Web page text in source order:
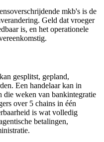
mkb's is de
Geld dat vroeger
is, en het operationele
gesplitst, gepland,
Een handelaar kan in
die weken van bankintegratie
over 5 chains in één
is wat volledig
betalingen,